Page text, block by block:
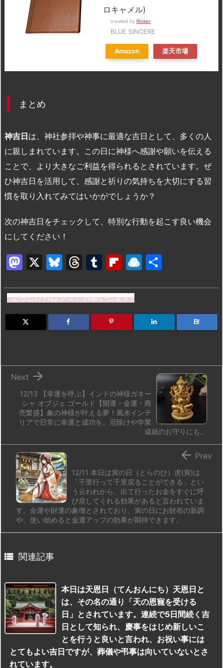
ロキャメル)
created by Rinker
BLUE SINCERE
Amazon 楽天市場
まとめ
神吉日は、神社参拝や神事に最適な吉日として、多くの人
に親しまれています。この日に神様へ感謝や願いを伝える
ことで、より大きなご利益を得られるとされています。ぜ
ひ神吉日を活用して、感謝と祈りの気持ちを大切にする習
慣を取り入れてみてはいかがでしょうか？
次の神吉日をチェックして、特別な行動を起こす良い機会
にしてください！
M
st
o
d
X
Bl
e
s
k
T
e
a
d
T
m
bl
r
Fl
b
o
ar
R
n
dr
o
よろしければシェアお願いします
B!
12/13 【幸運を呼ぶ】インドの神様ガネー
シャ オブジェ ゴールド【開運・金運・商
売繁盛】象の神様が叶える夢！風水インテ
リアで日常に幸運と成功を。厄除けや学業
成就のお守りにも。

Next
12/11 本日は寅の日（とらのひ）虎(寅)は
「千里行って千里戻ることができる」とい
う云われから、出て行ったお金をすぐに呼
び戻してくれる効果があると言われていま
す。金運や財運の象徴とされており、寅の日にお財布の新調
や、使い始めると金運アップの効果が期待できます。
 Prev
 関連記事
本日は天恩日（てんおんにち）天恩日と
は、その名の通り「天の恩寵を受ける
日」とされています。連続で5日間続く吉
日として知られ、慶事をはじめ新しいこ
とを行うと良いと言われ、お祝い事には
とてもよい吉日ですが、葬儀や弔事は向いていないとさ
れています。